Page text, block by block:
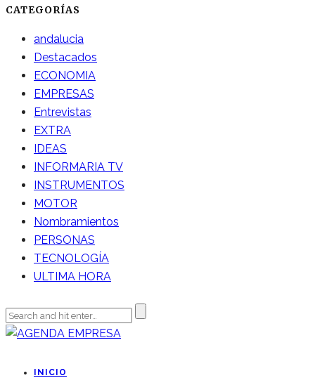
CATEGORÍAS
andalucia
Destacados
ECONOMIA
EMPRESAS
Entrevistas
EXTRA
IDEAS
INFORMARIA TV
INSTRUMENTOS
MOTOR
Nombramientos
PERSONAS
TECNOLOGÍA
ULTIMA HORA
INICIO